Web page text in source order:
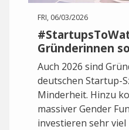
FRI, 06/03/2026
Gründerinnen
Auch 2026 sind
deutschen Startup-
Minderheit. Hinzu
massiver Gender
investieren sehr